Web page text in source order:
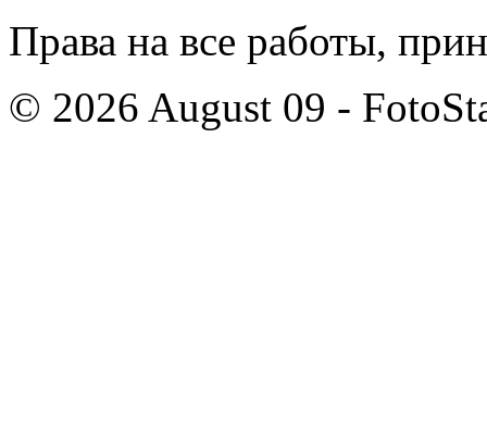
Права на все работы,
© 2026 August 09 -